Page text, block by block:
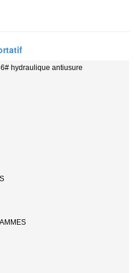
hydraulique antiusure